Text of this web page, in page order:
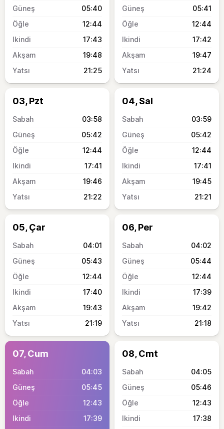
05:40
12:44
17:43
19:48
21:25
05:41
12:44
17:42
19:47
21:24
03, Pzt
03:58
05:42
12:44
17:41
19:46
21:22
04, Sal
03:59
05:42
12:44
17:41
19:45
21:21
05, Çar
04:01
05:43
12:44
17:40
19:43
21:19
06, Per
04:02
05:44
12:44
17:39
19:42
21:18
07, Cum
04:03
05:45
12:43
17:39
08, Cmt
04:05
05:46
12:43
17:38